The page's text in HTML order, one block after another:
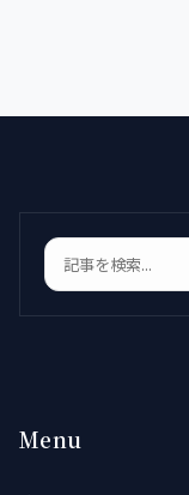
検索
Menu